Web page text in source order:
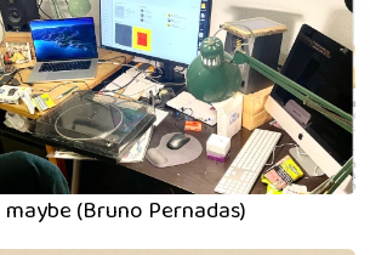
(Bruno Pernadas)